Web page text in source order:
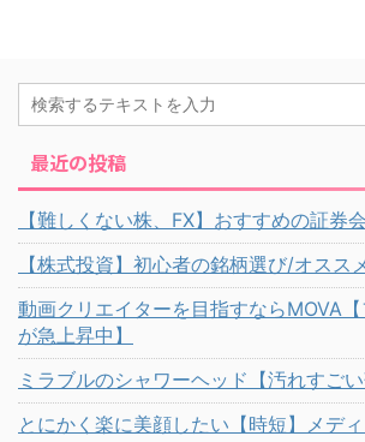
最近の投稿
【難しくない株、FX】おすすめの証券
【株式投資】初心者の銘柄選び/オスス
動画クリエイターを目指すならMOVA
が急上昇中】
ミラブルのシャワーヘッド【汚れすごい
とにかく楽に美顔したい【時短】メデ